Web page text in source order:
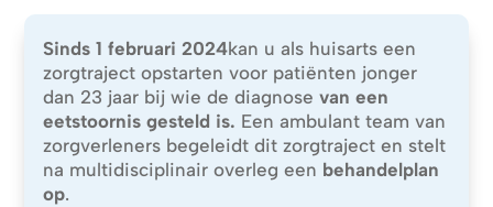
Sinds 1 februari 2024kan u als huisarts een
zorgtraject opstarten voor patiënten jonger
dan 23 jaar bij wie de diagnose van een
eetstoornis gesteld is. Een ambulant team van
zorgverleners begeleidt dit zorgtraject en stelt
na multidisciplinair overleg een behandelplan
op.